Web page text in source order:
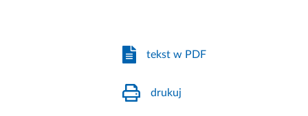
tekst w PDF
drukuj